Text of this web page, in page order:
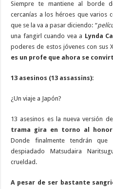
Siempre te mantiene al borde
cercanías a los héroes que varios
que se la va a pasar diciendo: “
una fangirl cuando vea a Lynda
poderes de estos jóvenes con sus
es un profe que ahora se
13 asesinos (13 assassins):
¿Un viaje a Japón?
13 asesinos es la nueva versión
trama gira en torno al
Donde finalmente tendrán
despiadado Matsudaira
crueldad.
A pesar de ser bastante